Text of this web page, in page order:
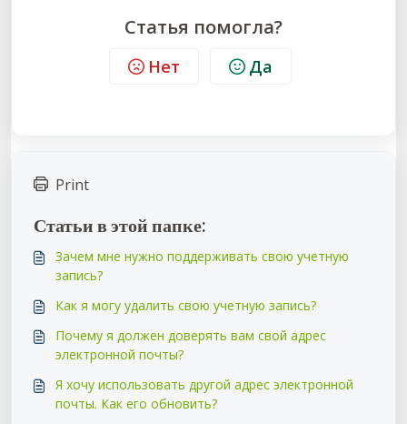
Статья помогла?
Нет Да
Print
Статьи в этой папке:
Зачем мне нужно поддерживать свою учетную
запись?
Как я могу удалить свою учетную запись?
Почему я должен доверять вам свой адрес
электронной почты?
Я хочу использовать другой адрес электронной
почты. Как его обновить?